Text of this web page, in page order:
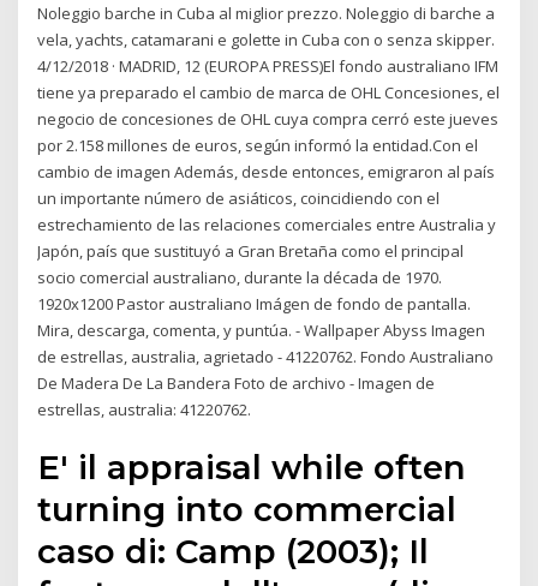
Noleggio barche in Cuba al miglior prezzo. Noleggio di barche a
vela, yachts, catamarani e golette in Cuba con o senza skipper.
4/12/2018 · MADRID, 12 (EUROPA PRESS)El fondo australiano IFM
tiene ya preparado el cambio de marca de OHL Concesiones, el
negocio de concesiones de OHL cuya compra cerró este jueves
por 2.158 millones de euros, según informó la entidad.Con el
cambio de imagen Además, desde entonces, emigraron al país
un importante número de asiáticos, coincidiendo con el
estrechamiento de las relaciones comerciales entre Australia y
Japón, país que sustituyó a Gran Bretaña como el principal
socio comercial australiano, durante la década de 1970.
1920x1200 Pastor australiano Imágen de fondo de pantalla.
Mira, descarga, comenta, y puntúa. - Wallpaper Abyss Imagen
de estrellas, australia, agrietado - 41220762. Fondo Australiano
De Madera De La Bandera Foto de archivo - Imagen de
estrellas, australia: 41220762.
E' il appraisal while often
turning into commercial
caso di: Camp (2003); Il